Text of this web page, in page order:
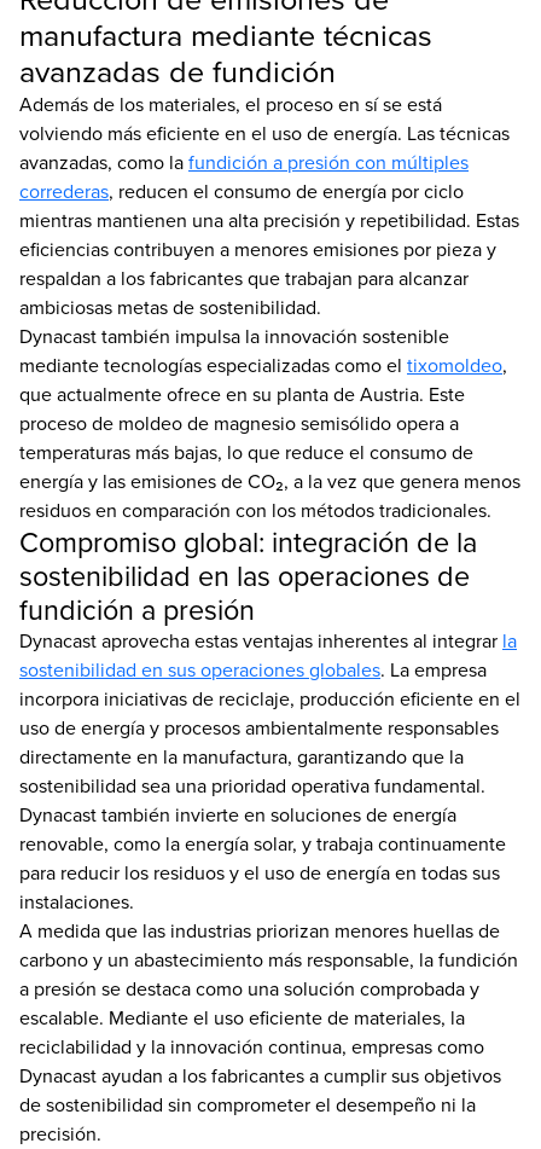
manufactura mediante técnicas
avanzadas de fundición
Además de los materiales, el proceso en sí se está
volviendo más eficiente en el uso de energía. Las técnicas
avanzadas, como lafundición a presión con múltiples
correderas, reducen el consumo de energía por ciclo
mientras mantienen una alta precisión y repetibilidad. Estas
eficiencias contribuyen a menores emisiones por pieza y
respaldan a los fabricantes que trabajan para alcanzar
ambiciosas metas de sostenibilidad.
Dynacast también impulsa la innovación sostenible
mediante tecnologías especializadas como el tixomoldeo,
que actualmente ofrece en su planta de Austria. Este
proceso de moldeo de magnesio semisólido opera a
temperaturas más bajas, lo que reduce el consumo de
energía y las emisiones de CO₂, a la vez que genera menos
residuos en comparación con los métodos tradicionales.
Compromiso global: integración de la
sostenibilidad en las operaciones de
fundición a presión
Dynacast aprovecha estas ventajas inherentes al integrar la
sostenibilidad en sus operaciones globales. La empresa
incorpora iniciativas de reciclaje, producción eficiente en el
uso de energía y procesos ambientalmente responsables
directamente en la manufactura, garantizando que la
sostenibilidad sea una prioridad operativa fundamental.
Dynacast también invierte en soluciones de energía
renovable, como la energía solar, y trabaja continuamente
para reducir los residuos y el uso de energía en todas sus
instalaciones.
A medida que las industrias priorizan menores huellas de
carbono y un abastecimiento más responsable, la fundición
a presión se destaca como una solución comprobada y
escalable. Mediante el uso eficiente de materiales, la
reciclabilidad y la innovación continua, empresas como
Dynacast ayudan a los fabricantes a cumplir sus objetivos
de sostenibilidad sin comprometer el desempeño ni la
precisión.